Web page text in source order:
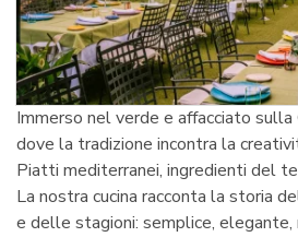
Immerso nel verde e affacciato
dove la tradizione incontra la
Piatti mediterranei, ingredienti del
La nostra cucina racconta la storia
e delle stagioni: semplice, elegante,